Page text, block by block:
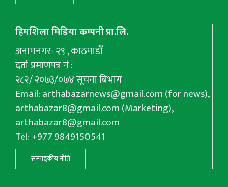
हिमशिला मिडिया कम्पनी प्रा.लि.
अनामनगर- २९ , काठमाडौँ
दर्ता प्रमाणपत्र नं :
२८२/ २०७३/०७४ सूचना बिभाग
Email:arthabazarnews@gmail.com(for news),
arthabazar8@gmail.com(Marketing),
arthabazar8@gmail.com
Tel: +977 9849150541
सम्पादकीय नीति